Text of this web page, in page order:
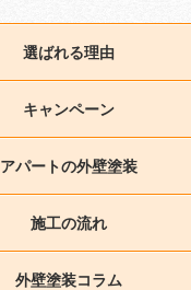
選ばれる理由
キャンペーン
アパートの外壁塗装
施工の流れ
外壁塗装コラム